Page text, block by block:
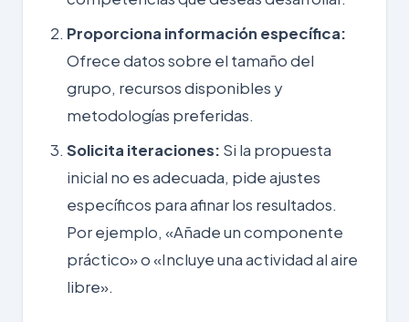
Proporciona información específica:
Ofrece datos sobre el tamaño del
grupo, recursos disponibles y
metodologías preferidas.
Solicita iteraciones: Si la propuesta
inicial no es adecuada, pide ajustes
específicos para afinar los resultados.
Por ejemplo, «Añade un componente
práctico» o «Incluye una actividad al aire
libre».